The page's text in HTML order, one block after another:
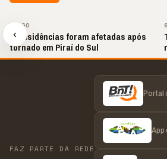
‹
9 AGO
20 residências foram afetadas após
tornado em Piraí do Sul
FAZ PARTE DA REDE
Portal
App